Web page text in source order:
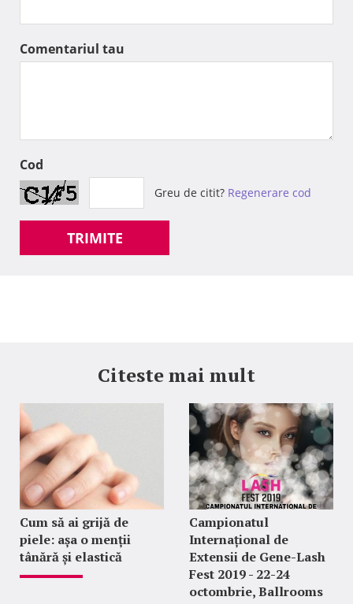
Comentariul tau
Cod
Greu de citit? Regenerare cod
TRIMITE
Citeste mai mult
Cum să ai grijă de
piele: așa o menții
tânără și elastică
Campionatul
Internațional de
Extensii de Gene-Lash
Fest 2019 - 22-24
octombrie, Ballrooms